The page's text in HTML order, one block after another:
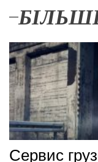
Сервис